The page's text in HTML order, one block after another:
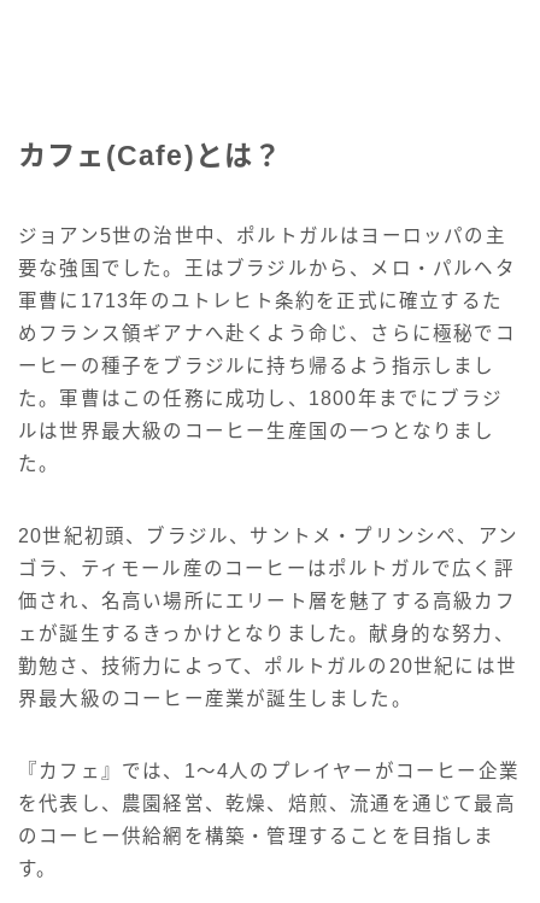
カフェ(Cafe)とは？
ジョアン5世の治世中、ポルトガルはヨーロッパの主
要な強国でした。王はブラジルから、メロ・パルヘタ
軍曹に1713年のユトレヒト条約を正式に確立するた
めフランス領ギアナへ赴くよう命じ、さらに極秘でコ
ーヒーの種子をブラジルに持ち帰るよう指示しまし
た。軍曹はこの任務に成功し、1800年までにブラジ
ルは世界最大級のコーヒー生産国の一つとなりまし
た。
20世紀初頭、ブラジル、サントメ・プリンシペ、アン
ゴラ、ティモール産のコーヒーはポルトガルで広く評
価され、名高い場所にエリート層を魅了する高級カフ
ェが誕生するきっかけとなりました。献身的な努力、
勤勉さ、技術力によって、ポルトガルの20世紀には世
界最大級のコーヒー産業が誕生しました。
『カフェ』では、1～4人のプレイヤーがコーヒー企業
を代表し、農園経営、乾燥、焙煎、流通を通じて最高
のコーヒー供給網を構築・管理することを目指しま
す。